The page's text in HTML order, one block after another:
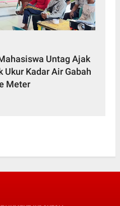
Untag Ajak
Ukur Kadar Air Gabah
Meter